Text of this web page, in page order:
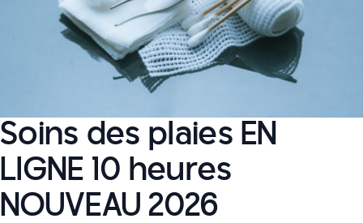
Soins des plaies EN
LIGNE 10 heures
NOUVEAU 2026